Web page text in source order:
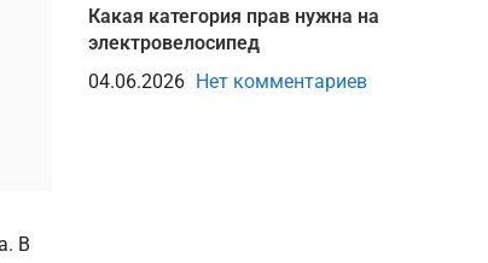
В
Какая категория прав нужна на
электровелосипед
04.06.2026 Нет комментариев